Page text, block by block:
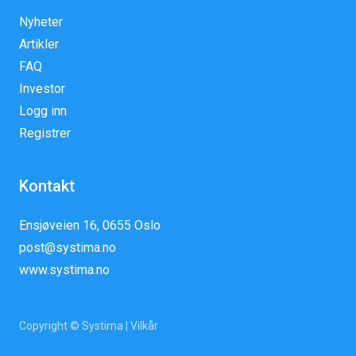
Nyheter
Artikler
FAQ
Investor
Logg inn
Registrer
Kontakt
Ensjøveien 16, 0655 Oslo
post@systima.no
www.systima.no
Copyright © Systima | Vilkår